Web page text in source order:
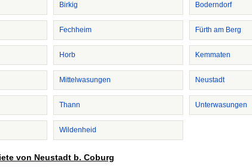
Birkig Boderndorf
Fechheim Fürth am Berg
Horb Kemmaten
Mittelwasungen Neustadt
Thann Unterwasungen
Wildenheid
von Neustadt b. Coburg